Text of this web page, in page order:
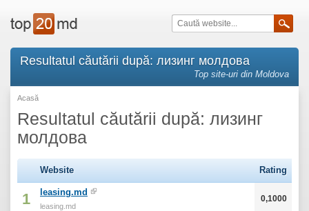
Resultatul căutării după: лизинг молдова
Top site-uri din Moldova
Acasă
Resultatul căutării după: лизинг
молдова
Website Rating
1 leasing.md
leasing.md
0,1000